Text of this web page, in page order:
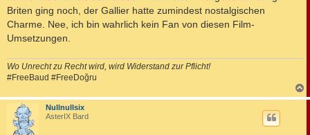
Briten ging noch, der Gallier hatte zumindest nostalgischen
Charme. Nee, ich bin wahrlich kein Fan von diesen Film-
Umsetzungen.
Wo Unrecht zu Recht wird, wird Widerstand zur Pflicht!
#FreeBaud #FreeDoğru
a
Nullnullsix
AsterIX Bard